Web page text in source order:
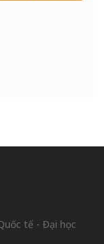
tế - Đại học